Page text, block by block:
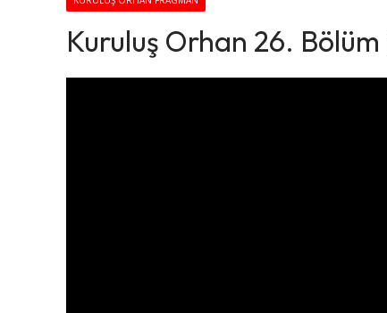
Kuruluş Orhan 26.